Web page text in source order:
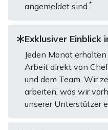
angemeldet sind.*
Exklusiver Einblick
Jeden Monat
Arbeit direkt von
und dem Team. Wir
arbeiten, was wir
unserer Unterstützer